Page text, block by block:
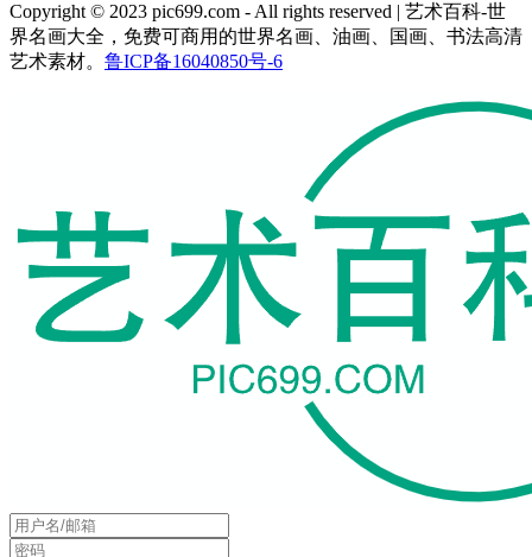
Copyright © 2023 pic699.com - All rights reserved | 艺术百科-世
界名画大全，免费可商用的世界名画、油画、国画、书法高清
艺术素材。 鲁ICP备16040850号-6